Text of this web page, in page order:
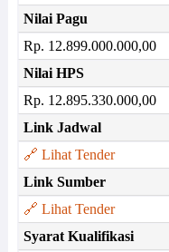
Nilai Pagu
Rp. 12.899.000.000,00
Nilai HPS
Rp. 12.895.330.000,00
Link Jadwal
🔗 Lihat Tender
Link Sumber
🔗 Lihat Tender
Syarat Kualifikasi